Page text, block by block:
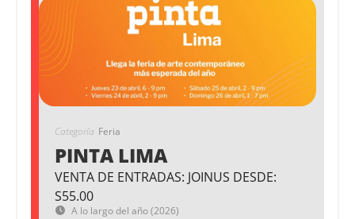
Categoría Feria
PINTA LIMA
VENTA DE ENTRADAS: JOINUS DESDE:
S55.00
A lo largo del año (2026)